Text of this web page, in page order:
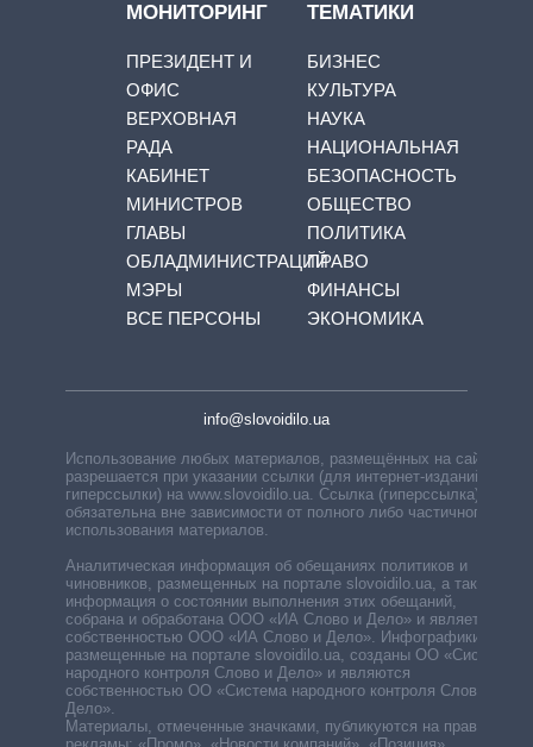
МОНИТОРИНГ
ПРЕЗИДЕНТ И
ОФИС
ВЕРХОВНАЯ
РАДА
КАБИНЕТ
МИНИСТРОВ
ГЛАВЫ
ОБЛАДМИНИСТРАЦИЙ
МЭРЫ
ВСЕ ПЕРСОНЫ
ТЕМАТИКИ
БИЗНЕС
КУЛЬТУРА
НАУКА
НАЦИОНАЛЬНАЯ
БЕЗОПАСНОСТЬ
ОБЩЕСТВО
ПОЛИТИКА
ПРАВО
ФИНАНСЫ
ЭКОНОМИКА
info@slovoidilo.ua
Использование любых материалов, размещённых на сайте,
разрешается при указании ссылки (для интернет-изданий —
гиперссылки) на www.slovoidilo.ua. Ссылка (гиперссылка)
обязательна вне зависимости от полного либо частичного
использования материалов.
Аналитическая информация об обещаниях политиков и
чиновников, размещенных на портале slovoidilo.ua, а также
информация о состоянии выполнения этих обещаний,
собрана и обработана ООО «ИА Слово и Дело» и является
собственностью ООО «ИА Слово и Дело». Инфографики,
размещенные на портале slovoidilo.ua, созданы ОО «Система
народного контроля Слово и Дело» и являются
собственностью ОО «Система народного контроля Слово и
Дело».
Материалы, отмеченные значками, публикуются на правах